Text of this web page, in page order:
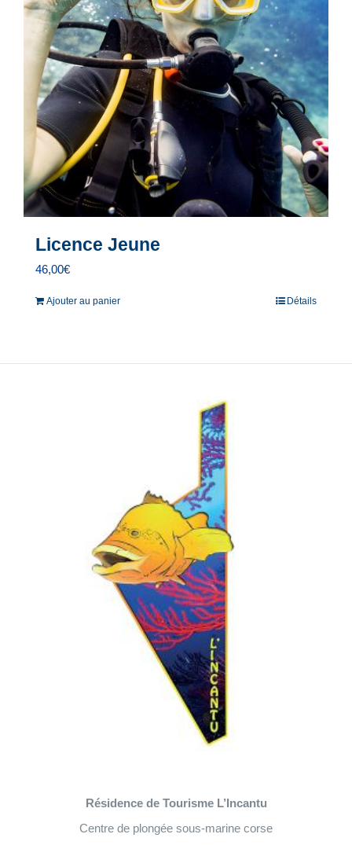
Licence Jeune
46,00€
Ajouter au panier Détails
Résidence de Tourisme L’Incantu
Centre de plongée sous-marine corse